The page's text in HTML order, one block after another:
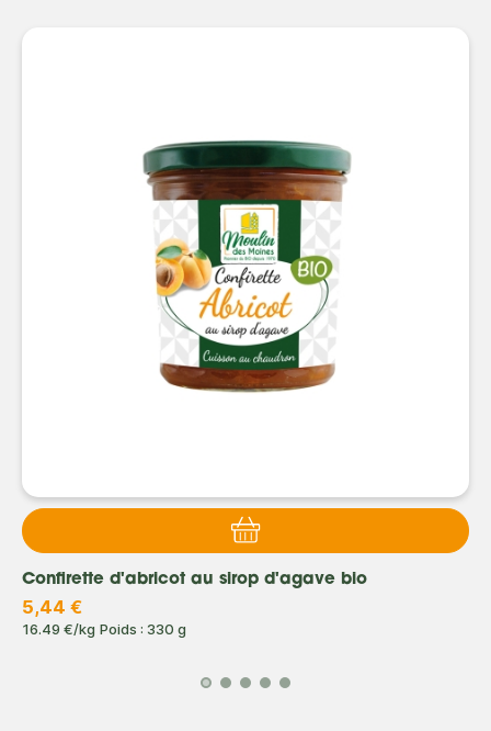
Confirette d'abricot au sirop d'agave bio
5,44 €
16.49 €/kg Poids : 330 g